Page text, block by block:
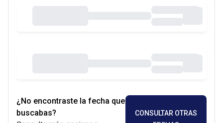
¿No encontraste la fecha que
buscabas?
CONSULTAR OTRAS